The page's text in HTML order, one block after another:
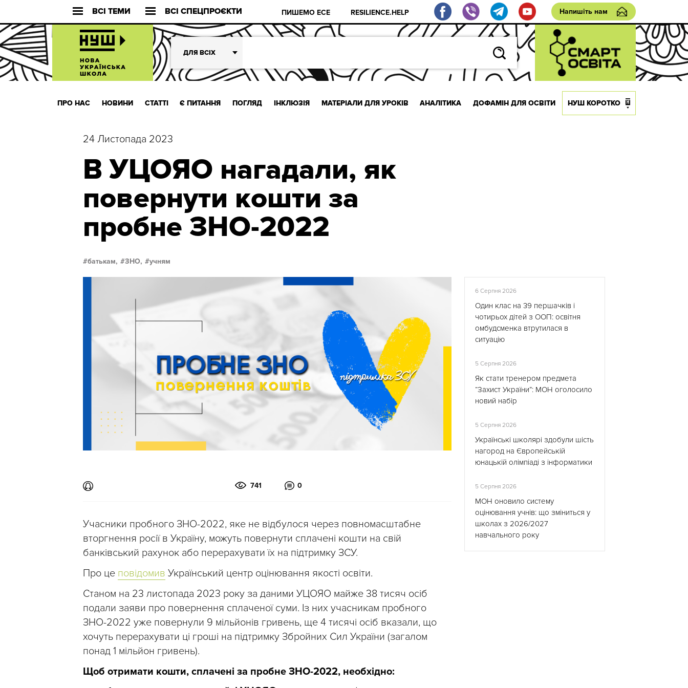
ВСІ ТЕМИ ВСІ СПЕЦПРОЄКТИ ПИШЕМО ЕСЕ RESILIENCE.HELP Напишіть нам
ДЛЯ ВСІХ
ПРО НАС НОВИНИ СТАТТІ Є ПИТАННЯ ПОГЛЯД ІНКЛЮЗІЯ МАТЕРІАЛИ ДЛЯ УРОКІВ АНАЛІТИКА ДОФАМІН ДЛЯ ОСВІТИ НУШ КОРОТКО
24 Листопада 2023
В УЦОЯО нагадали, як
повернути кошти за
пробне ЗНО-2022
батькам, ЗНО, учням
741 0
Учасники пробного ЗНО-2022, яке не відбулося через повномасштабне
вторгнення росії в Україну, можуть повернути сплачені кошти на свій
банківський рахунок або перерахувати їх на підтримку ЗСУ.
Про це повідомив Український центр оцінювання якості освіти.
Станом на 23 листопада 2023 року за даними УЦОЯО майже 38 тисяч осіб
подали заяви про повернення сплаченої суми. Із них учасникам пробного
ЗНО-2022 уже повернули 9 мільйонів гривень, ще 4 тисячі осіб вказали, що
хочуть перерахувати ці гроші на підтримку Збройних Сил України (загалом
понад 1 мільйон гривень).
Щоб отримати кошти, сплачені за пробне ЗНО-2022, необхідно:
6 Серпня 2026
Один клас на 39 першачків і
чотирьох дітей з ООП: освітня
омбудсменка втрутилася в
ситуацію
5 Серпня 2026
Як стати тренером предмета
“Захист України”: МОН оголосило
новий набір
5 Серпня 2026
Українські школярі здобули шість
нагород на Європейській
юнацькій олімпіаді з інформатики
5 Серпня 2026
МОН оновило систему
оцінювання учнів: що зміниться у
школах з 2026/2027
навчального року